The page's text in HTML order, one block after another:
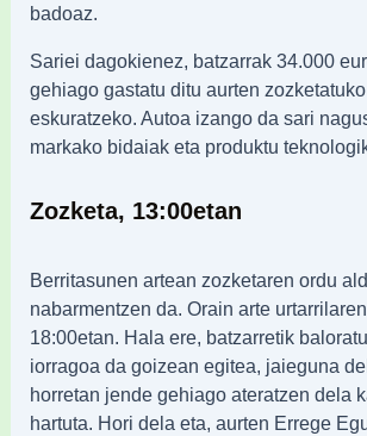
badoaz.
Sariei dagokienez, batzarrak 34.000
gehiago gastatu ditu aurten
eskuratzeko. Autoa izango da sari
markako bidaiak eta produktu
Zozketa, 13:00etan
Berritasunen artean zozketaren ordu
nabarmentzen da. Orain arte
18:00etan. Hala ere, batzarretik
iorragoa da goizean egitea, jaieguna
horretan jende gehiago ateratzen dela
hartuta. Hori dela eta, aurten Errege